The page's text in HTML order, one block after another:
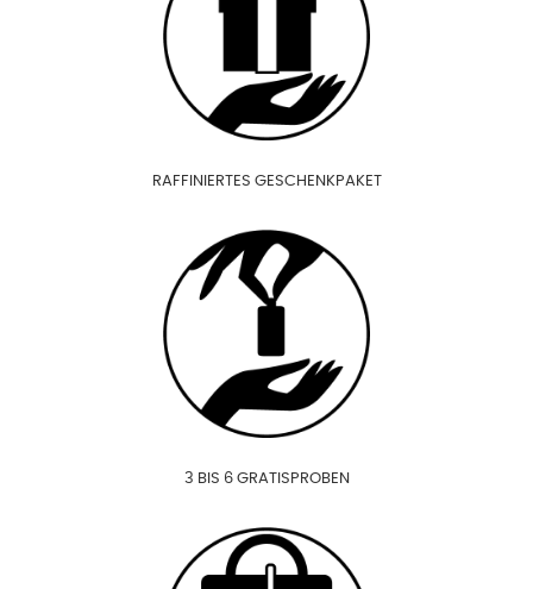
RAFFINIERTES GESCHENKPAKET
3 BIS 6 GRATISPROBEN